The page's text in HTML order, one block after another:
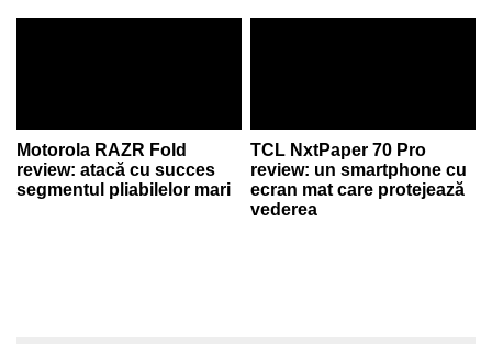
Motorola RAZR Fold
review: atacă cu succes
segmentul pliabilelor mari
TCL NxtPaper 70 Pro
review: un smartphone cu
ecran mat care protejează
vederea